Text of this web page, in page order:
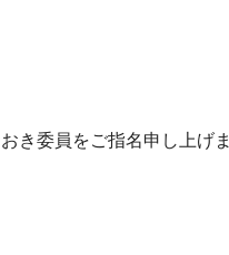
き委員をご指名申し上げま